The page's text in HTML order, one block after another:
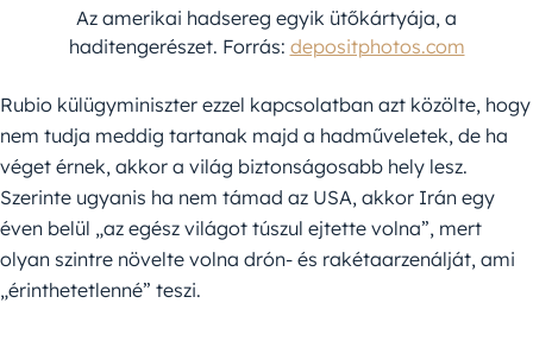
Az amerikai hadsereg egyik ütőkártyája, a
haditengerészet. Forrás: depositphotos.com
Rubio külügyminiszter ezzel kapcsolatban azt közölte, hogy
nem tudja meddig tartanak majd a hadműveletek, de ha
véget érnek, akkor a világ biztonságosabb hely lesz.
Szerinte ugyanis ha nem támad az USA, akkor Irán egy
éven belül „az egész világot túszul ejtette volna”, mert
olyan szintre növelte volna drón- és rakétaarzenálját, ami
„érinthetetlenné” teszi.